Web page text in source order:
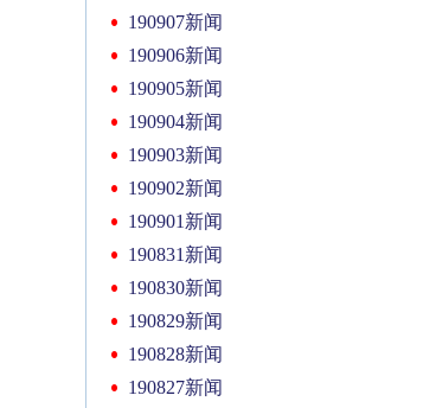
190907新闻
190906新闻
190905新闻
190904新闻
190903新闻
190902新闻
190901新闻
190831新闻
190830新闻
190829新闻
190828新闻
190827新闻